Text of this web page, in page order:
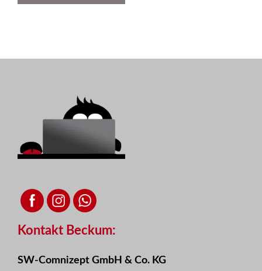
Kontakt Beckum:
SW-Comnizept GmbH & Co. KG